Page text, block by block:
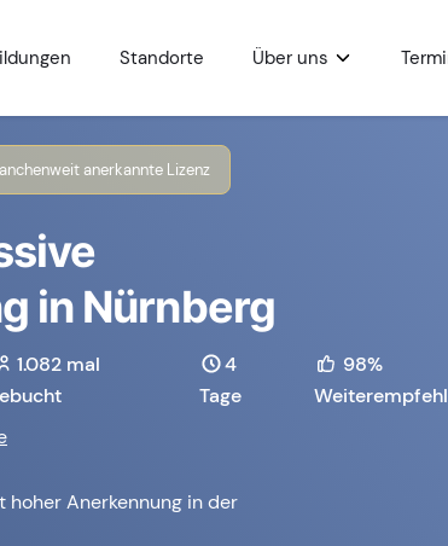
Standorte Über uns
anerkannte Lizenz
in Nürnberg
1.082 mal
4
Tage
98%
hoher Anerkennung in der